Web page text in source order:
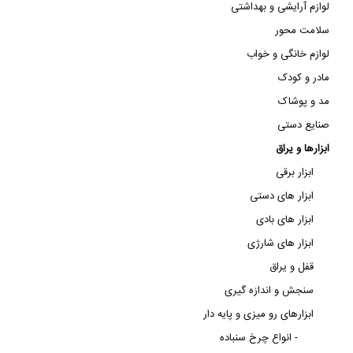
لوازم آرایشی و بهداشتی
سلامت محور
لوازم خانگی و خواب
مادر و کودک
مد و پوشاک
صنایع دستی
ابزارها و یراق
ابزار برقی
ابزار های دستی
ابزار های بادی
ابزار های شارژی
قفل و یراق
سنجش و اندازه گیری
ابزارهای رو میزی و پایه دار
انواع چرخ سنباده -